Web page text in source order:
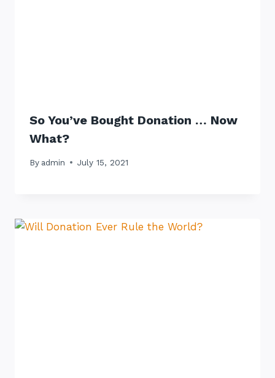
So You’ve Bought Donation … Now
What?
By admin July 15, 2021